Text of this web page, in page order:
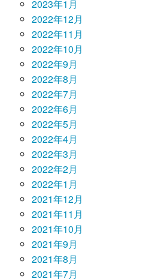
2023年1月
2022年12月
2022年11月
2022年10月
2022年9月
2022年8月
2022年7月
2022年6月
2022年5月
2022年4月
2022年3月
2022年2月
2022年1月
2021年12月
2021年11月
2021年10月
2021年9月
2021年8月
2021年7月